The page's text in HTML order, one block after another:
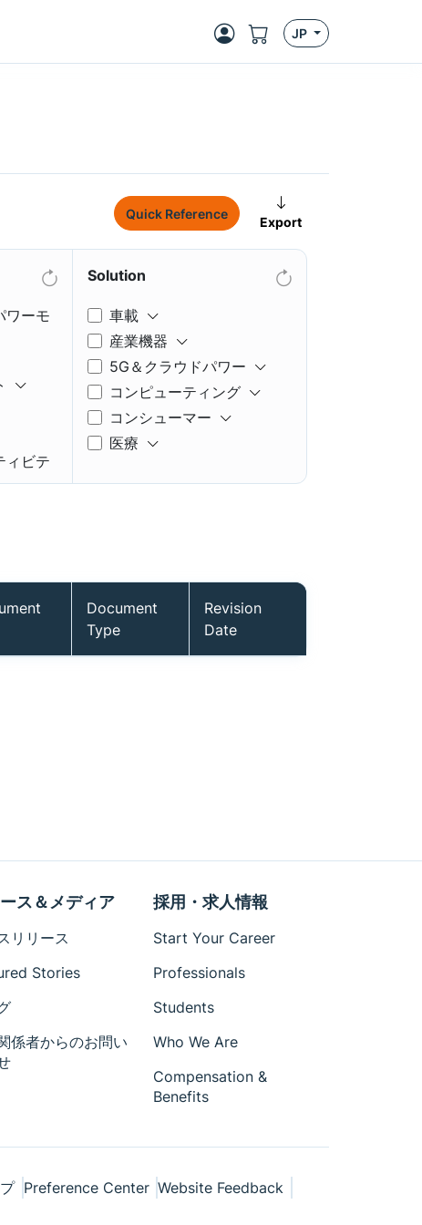
JP
Quick Reference
Export
ワーモ
ィビテ
Solution
車載
産業機器
5G＆クラウドパワー
コンピューティング
コンシューマー
医療
Document
Type
Revision
Date
ス＆メディア
リリース
Stories
係者からのお問い
採用・求人情報
Start Your Career
Professionals
Students
Who We Are
Compensation &
Benefits
Preference Center Website Feedback